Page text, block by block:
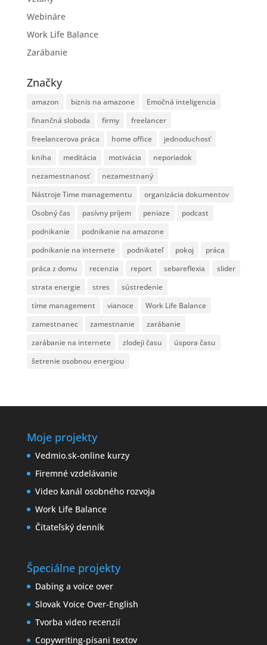
Webináre
Work Life Balance
Zarábanie
Značky
amazon biznis na amazone
Emočná inteligencia
finančná sloboda
firmy
freelancer
freelancerova práca
home office
jednoduchosť
kniha
meditácia motivácia
neporiadok
nezamestnanosť
nezamestnaný
Nástroje Time managementu
organizácia dokumentov
Osobný čas
pasívny príjem peniaze
podcast
podnikanie
podnikanie na amazone
podnikanie na internete
podnikateľ pokoj
práca
práca z domu
recenzia report sebareflexia
slider
strata energie
stres
sústredenie
time management
vianoce
Work Life Balance
zamestnanec
zamestnanie
zarábanie
zarábanie na internete
zlodeji času
úspora času
šetrenie osobnou energiou
Moje projekty
Vedmio.sk-online kurzy
Firemné vzdelávanie
Video kanál osobného rozvoja
Work Life Balance
Čitateľský denník
Špeciálne projekty
Dabing a voice over
Slovak Voice Over-English
Tvorba video recenzií
Copywriting-písani textov